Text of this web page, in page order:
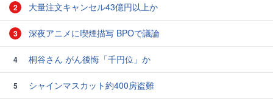
2 大量注文キャンセル43億円以上か
3 深夜アニメに喫煙描写 BPOで議論
4 桐谷さん がん後悔「千円位」か
5
シャインマスカット約400房盗難